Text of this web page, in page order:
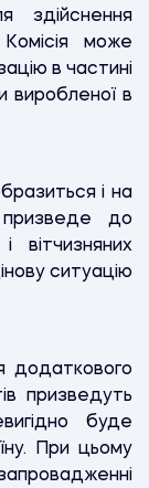
здійснення
може
в частині
виробленої в
і на
призведе до
вітчизняних
ситуацію
додаткового
призведуть
буде
При цьому